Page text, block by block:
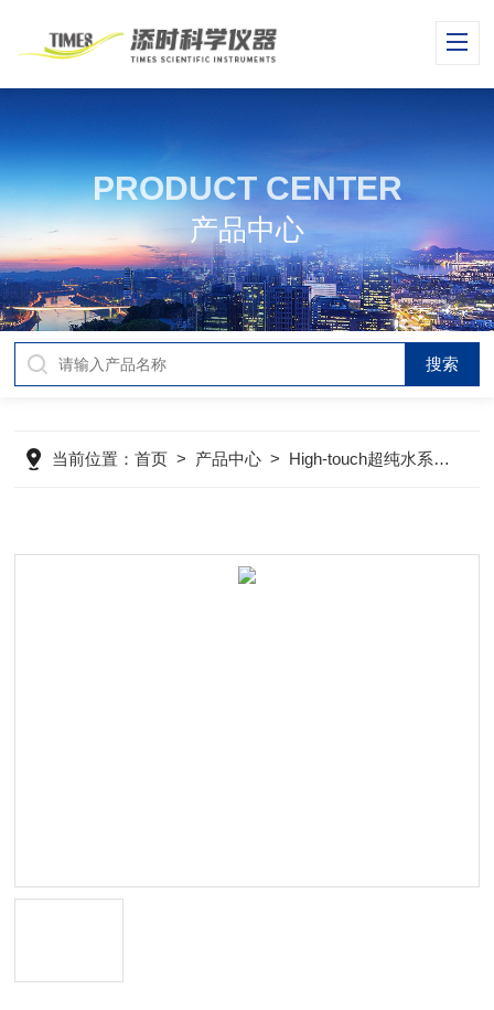
PRODUCT CENTER
产品中心
当前位置：首页 > 产品中心 > High-touch超纯水系列